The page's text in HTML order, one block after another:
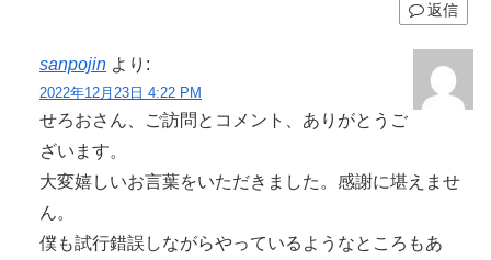
返信
sanpojin より:
2022年12月23日 4:22 PM
せろおさん、ご訪問とコメント、ありがとうご
ざいます。
大変嬉しいお言葉をいただきました。感謝に堪えませ
ん。
僕も試行錯誤しながらやっているようなところもあ